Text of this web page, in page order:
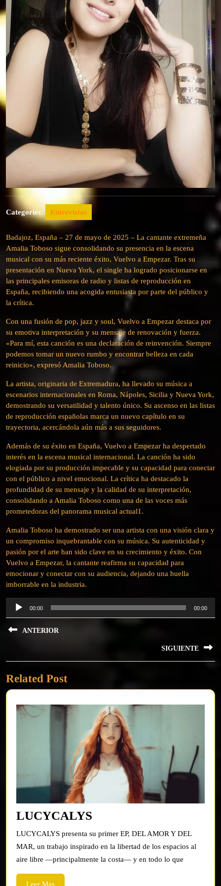
Categories: Entrevistas
Badajoz, España – 27 de mayo de 2025 – La cantante extremeña
Amalia Toboso sigue consolidando su presencia en la escena
musical con su más reciente éxito, Vuelvo a Empezar. Tras su
presentación en Nueva York, el single ha logrado posicionarse en
las principales emisoras de radio y listas de reproducción en
España, recibiendo una acogida entusiasta por parte del público y
la crítica.
Con una fusión de pop, jazz y soul, Vuelvo a Empezar destaca por
su emotiva interpretación y su mensaje de renovación y fuerza.
«Para mí, esta canción es una declaración de reinvención. Siempre
podemos tomar un nuevo rumbo y encontrar belleza en cada
reinicio», expresó Amalia Toboso.
La artista, originaria de Extremadura, ha llevado su música a
escenarios internacionales en Roma, Nápoles, Sicilia y Nueva York,
demostrando su versatilidad y talento único. Su ascenso en las listas
de reproducción españolas marca un nuevo capítulo en su
trayectoria, acercándola aún más a sus seguidores.
Además de su éxito en España, Vuelvo a Empezar ha despertado
interés en la escena musical internacional. La canción ha sido
elogiada por su producción impecable y su capacidad para conectar
con el público a nivel emocional. La crítica ha destacado la
profundidad de su mensaje y la calidad de su interpretación,
consolidando a Amalia Toboso como una de las voces más
prometedoras del panorama musical actual1.
Amalia Toboso ha demostrado ser una artista con una visión clara y
un compromiso inquebrantable con su música. Su autenticidad y
pasión por el arte han sido clave en su crecimiento y éxito. Con
Vuelvo a Empezar, la cantante reafirma su capacidad para
emocionar y conectar con su audiencia, dejando una huella
imborrable en la industria.
Reproductor
00:00 00:00
Navegación
ANTERIOR
post:
SIGUIENTE
Next
post:
Related Post
LUCYCALYS
LUCYCALYS presenta su primer EP, DEL AMOR Y DEL
MAR, un trabajo inspirado en la libertad de los espacios al
aire libre —principalmente la costa— y en todo lo que
Leer MasLeer